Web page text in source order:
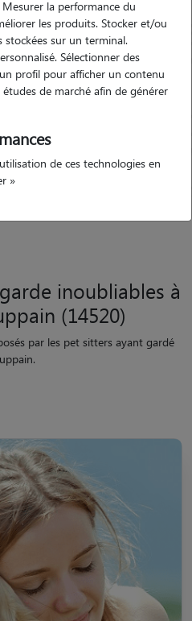
le 22-04-
Avis
08-2018
"tout c'est
disponible,
inoubliables à
(14520)
la performance du
les produits. Stocker et/ou
stockées sur un terminal.
Sélectionner des
profil pour afficher un contenu
de marché afin de générer
de ces technologies en
»